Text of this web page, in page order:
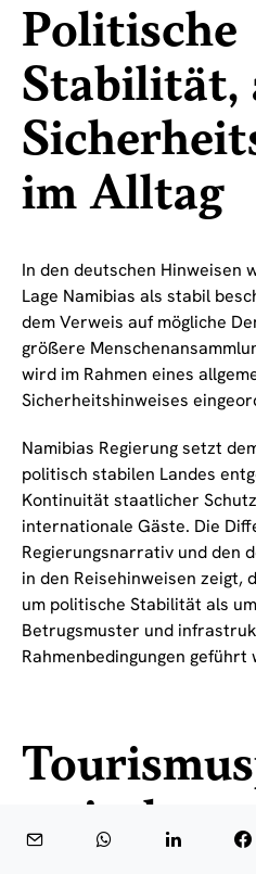
Politische
Stabilität,
im Alltag
In den deutschen Hinweisen
Lage Namibias als stabil
dem Verweis auf mögliche
größere
wird im Rahmen eines
Sicherheitshinweises
Namibias Regierung setzt
politisch stabilen Landes
Kontinuität staatlicher
internationale Gäste. Die
Regierungsnarrativ und den
in den Reisehinweisen zeigt,
um politische Stabilität als
Betrugsmuster und
Rahmenbedingungen geführt
zwischen